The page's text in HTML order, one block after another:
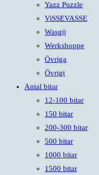
Yazz Puzzle
ViSSEVASSE
Wasgij
Werkshoppe
Övriga
Övrigt
Antal bitar
12-100 bitar
150 bitar
200-300 bitar
500 bitar
1000 bitar
1500 bitar